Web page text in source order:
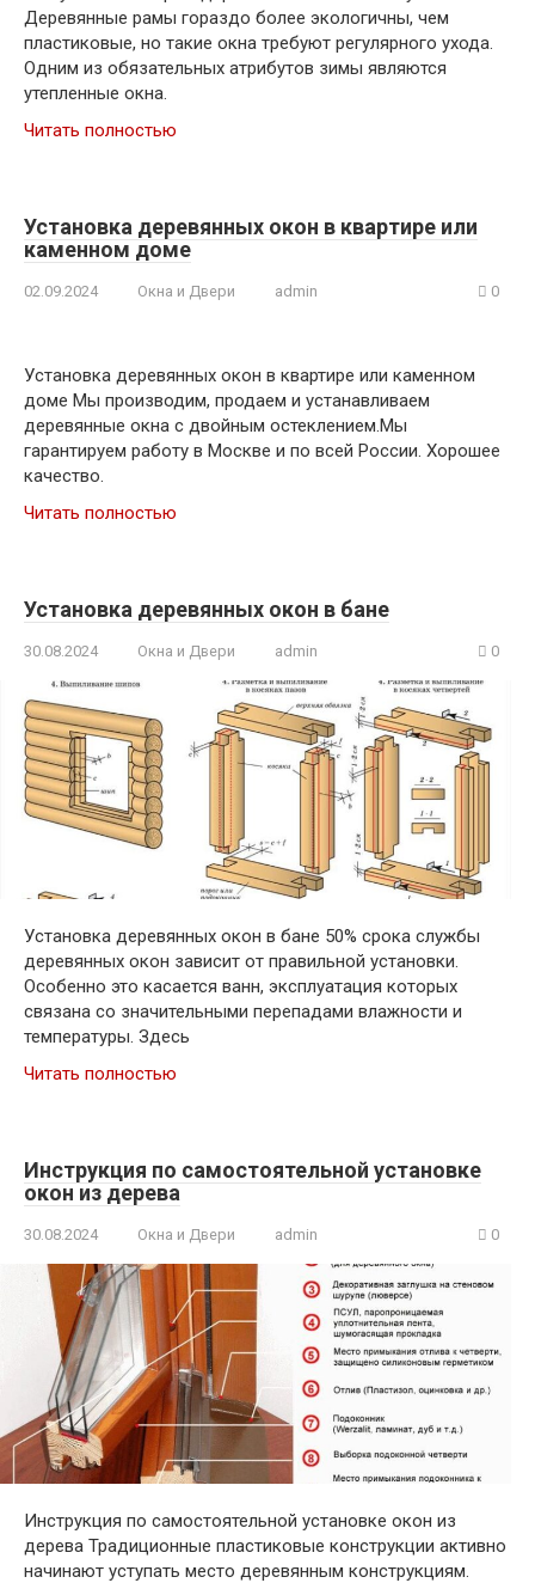
Деревянные рамы гораздо более экологичны, чем
пластиковые, но такие окна требуют регулярного ухода.
Одним из обязательных атрибутов зимы являются
утепленные окна.
Читать полностью
Установка деревянных окон в квартире или
каменном доме
02.09.2024 Окна и Двери admin 0
Установка деревянных окон в квартире или каменном
доме Мы производим, продаем и устанавливаем
деревянные окна с двойным остеклением.Мы
гарантируем работу в Москве и по всей России. Хорошее
качество.
Читать полностью
Установка деревянных окон в бане
30.08.2024 Окна и Двери admin 0
Установка деревянных окон в бане 50% срока службы
деревянных окон зависит от правильной установки.
Особенно это касается ванн, эксплуатация которых
связана со значительными перепадами влажности и
температуры. Здесь
Читать полностью
Инструкция по самостоятельной установке
окон из дерева
30.08.2024 Окна и Двери admin 0
Инструкция по самостоятельной установке окон из
дерева Традиционные пластиковые конструкции активно
начинают уступать место деревянным конструкциям.